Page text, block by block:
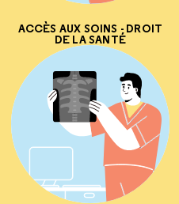
ACCÈS AUX SOINS - DROIT
DE LA SANTÉ